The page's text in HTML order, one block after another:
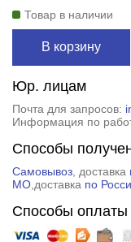
Товар в наличии
В корзину
Юр. лицам
Почта для запросов:
Информация по
Способы
Самовывоз, доставка
МО,доставка по
Способы оплаты